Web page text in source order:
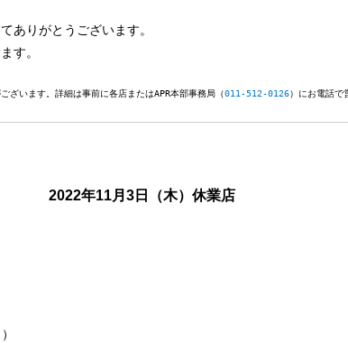
ありがとうございます。
す。
います。詳細は事前に各店またはAPR本部事務局（011-512-0126）にお電話で
2022年11月3日（木）休業店